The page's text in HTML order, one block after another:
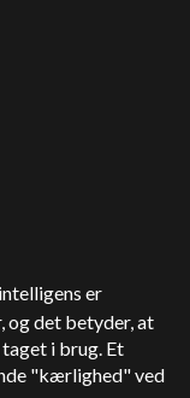
er
og det betyder, at
i brug. Et
"kærlighed" ved